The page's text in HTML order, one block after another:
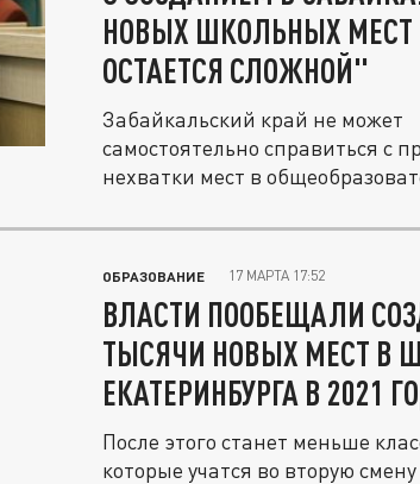
НОВЫХ ШКОЛЬНЫХ МЕСТ
ОСТАЕТСЯ СЛОЖНОЙ"
Забайкальский край не может
самостоятельно справиться с
нехватки мест в
ОБРАЗОВАНИЕ 17 МАРТА 17:52
ВЛАСТИ ПООБЕЩАЛИ
ТЫСЯЧИ НОВЫХ МЕСТ В
ЕКАТЕРИНБУРГА В 2021
После этого станет меньше
которые учатся во вторую смену